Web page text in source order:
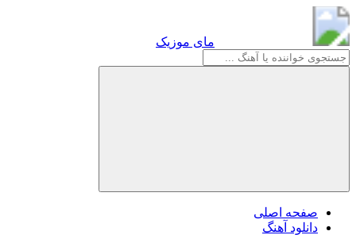
مای موزیک
صفحه اصلی
دانلود آهنگ